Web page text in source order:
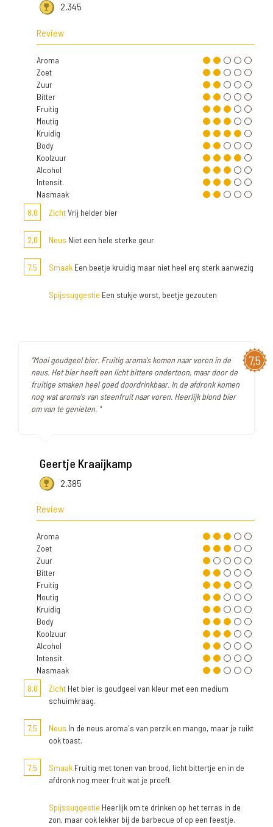
2.345
Review
Aroma
Zoet
Zuur
Bitter
Fruitig
Moutig
Kruidig
Body
Koolzuur
Alcohol
Intensit.
Nasmaak
8,0
ZichtVrij helder bier
2,0 Neus Niet een hele sterke geur
7,5 Smaak Een beetje kruidig maar niet heel erg sterk aanwezig
Spijssuggestie Een stukje worst, beetje gezouten
7,5
"Mooi goudgeel bier. Fruitig aroma's komen naar voren in de
neus. Het bier heeft een licht bittere ondertoon, maar door de
fruitige smaken heel goed doordrinkbaar. In de afdronk komen
nog wat aroma's van steenfruit naar voren. Heerlijk blond bier
om van te genieten. "
Geertje Kraaijkamp
2.385
Review
Aroma
Zoet
Zuur
Bitter
Fruitig
Moutig
Kruidig
Body
Koolzuur
Alcohol
Intensit.
Nasmaak
8,0
Zicht Het bier is goudgeel van kleur met een medium
schuimkraag.
7,5 Neus In de neus aroma's van perzik en mango, maar je ruikt
ook toast.
7,5 Smaak Fruitig met tonen van brood, licht bittertje en in de
afdronk nog meer fruit wat je proeft.
Spijssuggestie Heerlijk om te drinken op het terras in de
zon, maar ook lekker bij de barbecue of op een feestje.